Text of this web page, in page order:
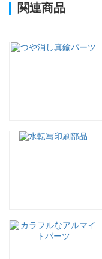
関連商品